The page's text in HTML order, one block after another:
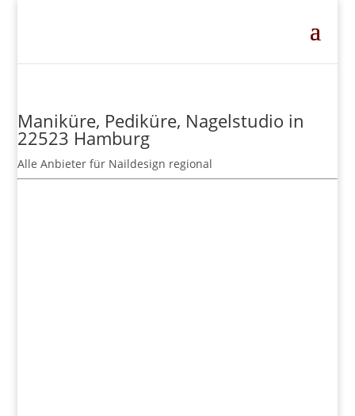
Maniküre, Pediküre, Nagelstudio in
22523 Hamburg
Alle Anbieter für Naildesign regional